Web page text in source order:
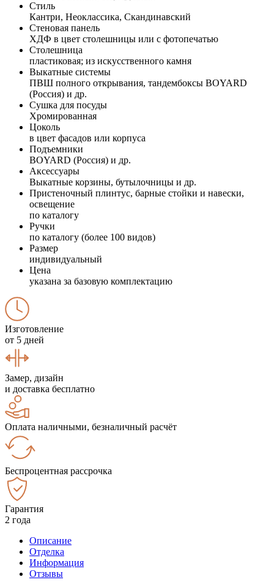
Стиль
Кантри, Неоклассика, Скандинавский
Стеновая панель
ХДФ в цвет столешницы или с фотопечатью
Столешница
пластиковая; из искусственного камня
Выкатные системы
ПВШ полного открывания, тандембоксы BOYARD
(Россия) и др.
Сушка для посуды
Хромированная
Цоколь
в цвет фасадов или корпуса
Подъемники
BOYARD (Россия) и др.
Аксессуары
Выкатные корзины, бутылочницы и др.
Пристеночный плинтус, барные стойки и навески,
освещение
по каталогу
Ручки
по каталогу (более 100 видов)
Размер
индивидуальный
Цена
указана за базовую комплектацию
Изготовление
от 5 дней
Замер, дизайн
и доставка бесплатно
Оплата наличными, безналичный расчёт
Беспроцентная рассрочка
Гарантия
2 года
Описание
Отделка
Информация
Отзывы